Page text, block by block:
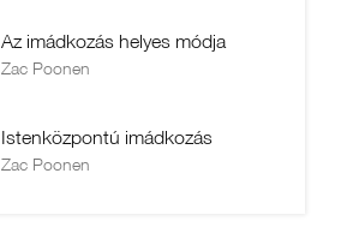
Az imádkozás helyes módja
Zac Poonen
Istenközpontú imádkozás
Zac Poonen